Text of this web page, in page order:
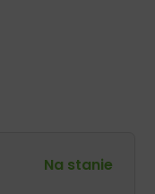
Na stanie